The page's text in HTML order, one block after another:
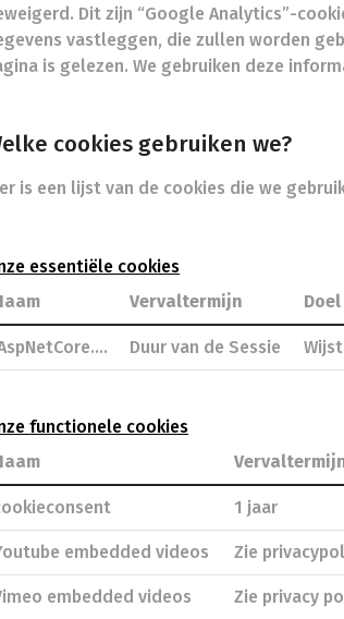
Dit zijn “Google Analytics”-
vastleggen, die zullen worden
is gelezen. We gebruiken deze
cookies gebruiken we?
is een lijst van de cookies die we
essentiële cookies
Vervaltermijn Doel
Duur van de Sessie
functionele cookies
1 jaar
embedded videos Zie
embedded videos Zie privacy